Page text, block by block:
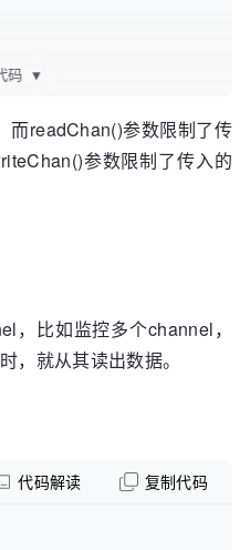
码 ▼
而readChan()参数限制了传
参数限制了传入的
，比如监控多个channel，
，就从其读出数据。
代码解读 复制代码